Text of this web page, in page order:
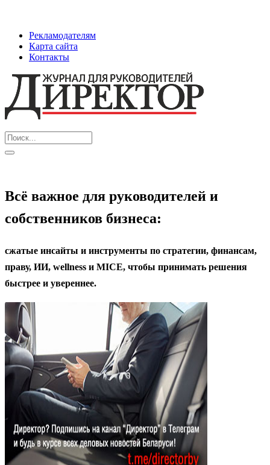
Рекламодателям
Карта сайта
Контакты
Всё важное для руководителей и
собственников бизнеса:
cжатые инсайты и инструменты по стратегии, финансам,
праву, ИИ, wellness и MICE, чтобы принимать решения
быстрее и увереннее.